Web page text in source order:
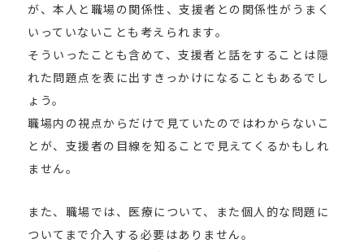
が、本人と職場の関係性、支援者との関係性がうまく
いっていないことも考えられます。
そういったことも含めて、支援者と話をすることは隠
れた問題点を表に出すきっかけになることもあるでし
ょう。
職場内の視点からだけで見ていたのではわからないこ
とが、支援者の目線を知ることで見えてくるかもしれ
ません。
また、職場では、医療について、また個人的な問題に
ついてまで介入する必要はありません。